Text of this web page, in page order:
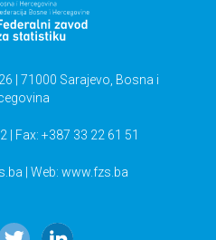
| 71000 Sarajevo, Bosna i
| Fax: +387 33 22 61 51
| Web: www.fzs.ba